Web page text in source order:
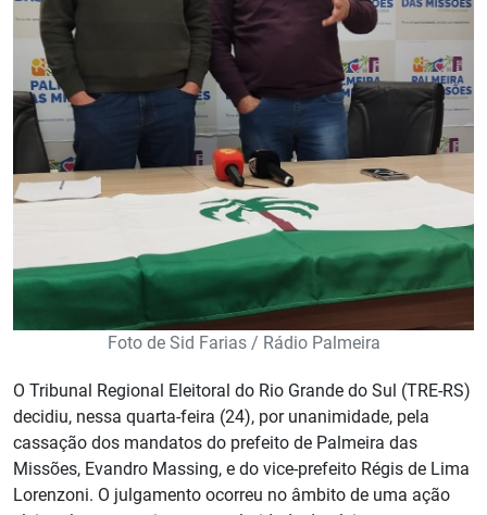
Foto de Sid Farias / Rádio Palmeira
O Tribunal Regional Eleitoral do Rio Grande do Sul (TRE-RS)
decidiu, nessa quarta-feira (24), por unanimidade, pela
cassação dos mandatos do prefeito de Palmeira das
Missões, Evandro Massing, e do vice-prefeito Régis de Lima
Lorenzoni. O julgamento ocorreu no âmbito de uma ação